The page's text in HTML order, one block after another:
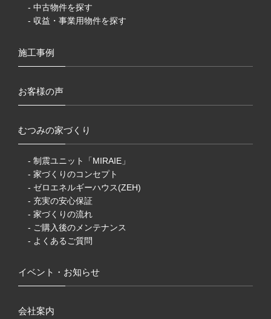
- 中古物件を探す
- 収益・事業用物件を探す
施工事例
お客様の声
むつみの家づくり
- 制震ユニット「MIRAIE」
- 家づくりのコンセプト
- ゼロエネルギーハウス(ZEH)
- 充実の安心保証
- 家づくりの流れ
- ご購入後のメンテナンス
- よくあるご質問
イベント・お知らせ
会社案内